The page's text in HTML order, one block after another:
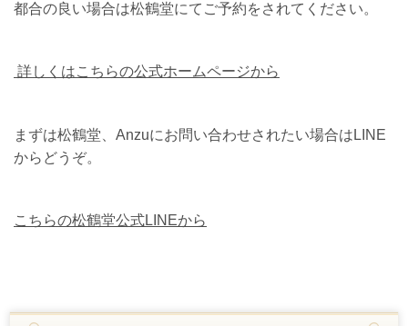
都合の良い場合は松鶴堂にてご予約をされてください。
詳しくはこちらの公式ホームページから
まずは松鶴堂、Anzuにお問い合わせされたい場合はLINE
からどうぞ。
こちらの松鶴堂公式LINEから